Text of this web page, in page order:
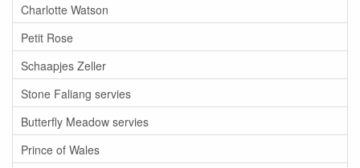
Charlotte Watson
Petit Rose
Schaapjes Zeller
Stone Faliang servies
Butterfly Meadow servies
Prince of Wales